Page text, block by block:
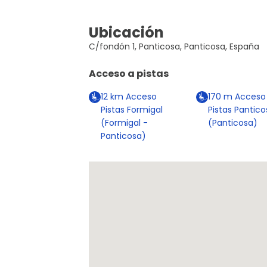
Ubicación
C/fondón 1, Panticosa, Panticosa, España
Acceso a pistas
12km Acceso
Pistas Formigal
(Formigal -
Panticosa)
170 m Acceso
Pistas
(Panticosa)